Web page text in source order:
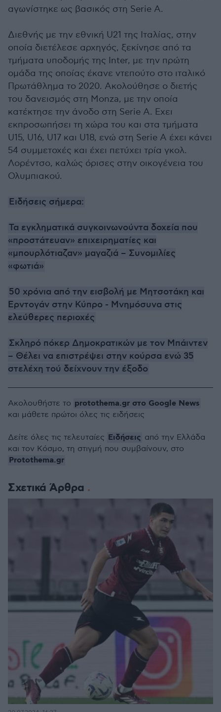
αγωνίστηκε ως βασικός στη Serie A.
Διεθνής με την εθνική U21 της Ιταλίας, στην
οποία διετέλεσε αρχηγός, ξεκίνησε από τα
τμήματα υποδομής της Inter, με την πρώτη
ομάδα της οποίας έκανε ντεπούτο στο ιταλικό
Πρωτάθλημα το 2020. Ακολούθησε ο διετής
του δανεισμός στη Monza, με την οποία
κατέκτησε την άνοδο στη Serie A. Εχει
εκπροσωπήσει τη χώρα του και στα τμήματα
U15, U16, U17 και U18, ενώ στη Serie A έχει κάνει
54 συμμετοχές και έχει πετύχει τρία γκολ.
Λορέντσο, καλώς όρισες στην οικογένεια του
Ολυμπιακού.
Ειδήσεις σήμερα:
Τα εγκληματικά συγκοινωνούντα δοχεία που
«προστάτευαν» επιχειρηματίες και
«μπουρλότιαζαν» μαγαζιά – Συνομιλίες
«φωτιά»
50 χρόνια από την εισβολή με Μητσοτάκη και
Ερντογάν στην Κύπρο - Μνημόσυνα στις
ελεύθερες περιοχές
Σκληρό πόκερ Δημοκρατικών με τον Μπάιντεν
– Θέλει να επιστρέψει στην κούρσα ενώ 35
στελέχη τού δείχνουν την έξοδο
Σχετικά Άρθρα
Ακολουθήστε το protothema.gr στο Google News
και μάθετε πρώτοι όλες τις ειδήσεις
Δείτε όλες τις τελευταίες Ειδήσεις από την Ελλάδα
και τον Κόσμο, τη στιγμή που συμβαίνουν, στο
Protothema.gr